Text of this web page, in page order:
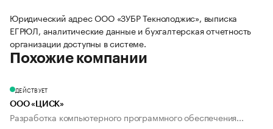
Юридический адрес ООО «ЗУБР Текнолоджис», выписка
ЕГРЮЛ, аналитические данные и бухгалтерская отчетность
организации доступны в системе.
Похожие компании
ДЕЙСТВУЕТ
ООО «ЦИСК»
Разработка компьютерного программного обеспечения...